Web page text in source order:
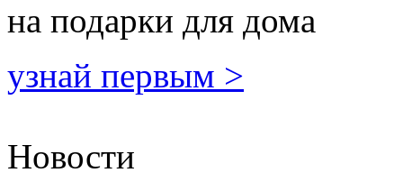
на подарки для дома
узнай первым >
Новости